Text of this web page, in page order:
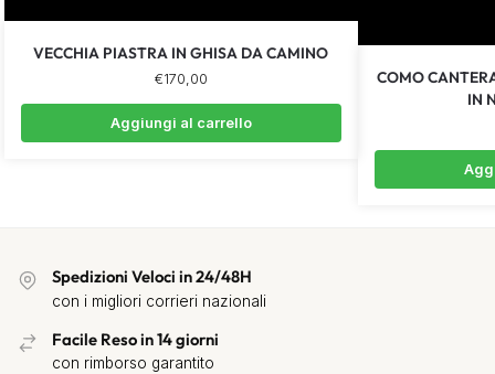
VECCHIA PIASTRA IN GHISA DA CAMINO
€170,00
Aggiungi al carrello
COMO
IN
Spedizioni Veloci in 24/48H
con i migliori corrieri nazionali
Facile Reso in 14 giorni
con rimborso garantito